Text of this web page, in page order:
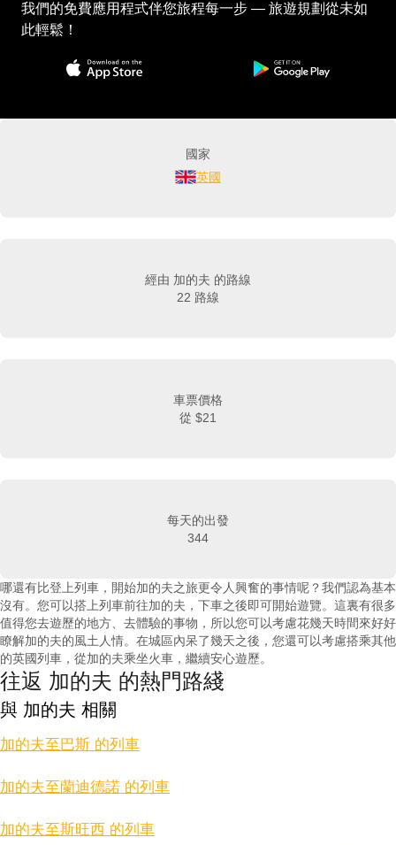
我們的免費應用程式伴您旅程每一步 — 旅遊規劃從未如
此輕鬆！
國家
英國
經由 加的夫 的路線
22 路線
車票價格
從 $21
每天的出發
344
哪還有比登上列車，開始加的夫之旅更令人興奮的事情呢？我們認為基本
沒有。您可以搭上列車前往加的夫，下車之後即可開始遊覽。這裏有很多
值得您去遊歷的地方、去體驗的事物，所以您可以考慮花幾天時間來好好
瞭解加的夫的風土人情。在城區內呆了幾天之後，您還可以考慮搭乘其他
的英國列車，從加的夫乘坐火車，繼續安心遊歷。
往返 加的夫 的熱門路綫
與 加的夫 相關
加的夫至巴斯 的列車
加的夫至蘭迪德諾 的列車
加的夫至斯旺西 的列車